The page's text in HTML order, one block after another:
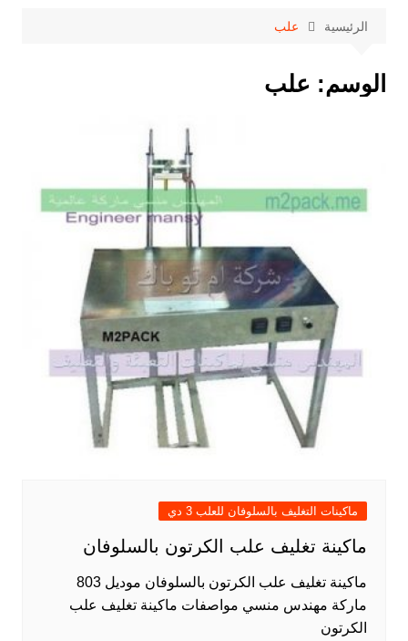
الرئيسية علب
الوسم: علب
ماكينات التغليف بالسلوفان للعلب 3 دي
ماكينة تغليف علب الكرتون بالسلوفان
ماكينة تغليف علب الكرتون بالسلوفان موديل 803
ماركة مهندس منسي مواصفات ماكينة تغليف علب
الكرتون